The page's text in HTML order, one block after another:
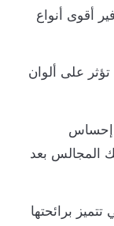
أقوى أنواع
على ألوان
بعد
برائحتها